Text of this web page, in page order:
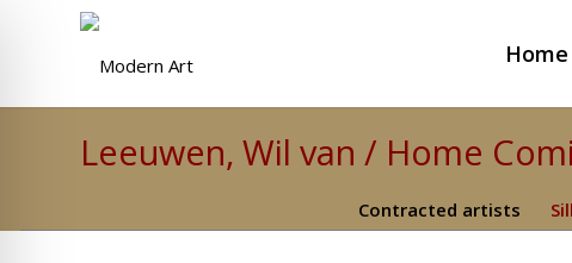
Home
Leeuwen, Wil van / Home
Contracted artists